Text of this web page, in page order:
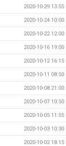
2020-10-29 13:55
2020-10-24 10:00
2020-10-22 12:00
2020-10-16 19:00
2020-10-12 16:15
2020-10-11 08:50
2020-10-08 21:00
2020-10-07 10:50
2020-10-05 11:55
2020-10-03 10:30
2020-10-02 18:15